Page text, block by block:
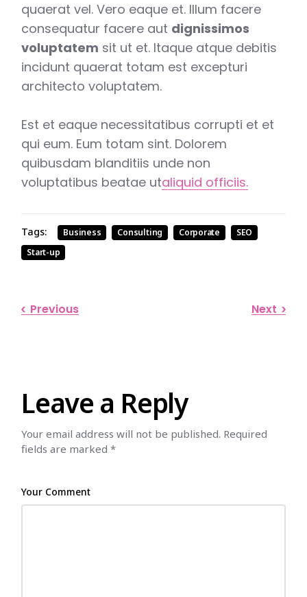
quaerat vel. Vero eaque et. Illum facere
consequatur facere aut dignissimos
voluptatem sit ut et. Itaque atque debitis
incidunt quaerat totam est excepturi
architecto voluptatem.
Est et eaque necessitatibus corrupti et et
qui eum. Eum totam sint. Dolorem
quibusdam blanditiis unde non
voluptatibus beatae utaliquid officiis.
Tags: Business Consulting Corporate
SEO
Start-up
Previous Next
Leave a Reply
Your email address will not be published. Required
fields are marked*
Your Comment